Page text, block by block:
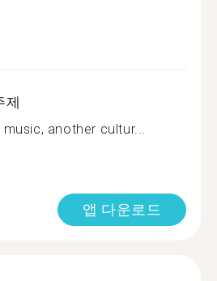
제
another cultur...
앱 다운로드